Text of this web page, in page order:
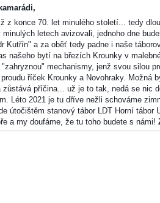
z konce 70. let minulého století... tedy
minulých letech avizovali, jednoho dne
Kutřín" a za oběť tedy padne i naše
našeho bytí na březích Krounky v
mechanismy, jenž svou silou
říček Krounky a Novohraky. Možná
zůstává příčina... už je to tak, nedá se nic
Léto 2021 je tu dříve nežli schováme
útočištěm stanový tábor LDT Horní tábor
a my doufáme, že tu toho budete s námi!